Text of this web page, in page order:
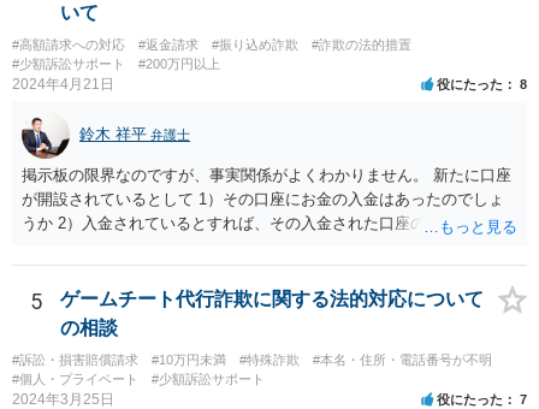
いて
#高額請求への対応 #返金請求 #振り込め詐欺
#詐欺の法的措置
#少額訴訟サポート
#200万円以上
2024年4月21日 役にたった 8
鈴木 祥平 弁護士
掲示板の限界なのですが、事実関係がよくわかりません。 新たに口座
が開設されているとして 1）その口座にお金の入金はあったのでしょ
うか 2）入金されているとすれば、その入金された口座の資金は引き
がポイントですよね。口座を悪用する人は、「その口座に入ったお金
を手に入れる」ことが目的ですから、あなたがキャッシュカードを持
っている場合には、キャッシュカードで引き出すことはあなたしかで
きませんから、できるとすれば、ネット上あるいはアプリ上で第三者
に送金することくらいだと思います。あなたの名義の口座であるか
ら、お金の動きくらいは調べることが可能であると思います。 その上
5
ゲームチート代行詐欺に関する法的対応について
の相談
#訴訟・損害賠償請求 #10万円未満 #特殊詐欺
#本名・住所・電話番号が不明
#個人・プライベート
#少額訴訟サポート
2024年3月25日 役にたった 7